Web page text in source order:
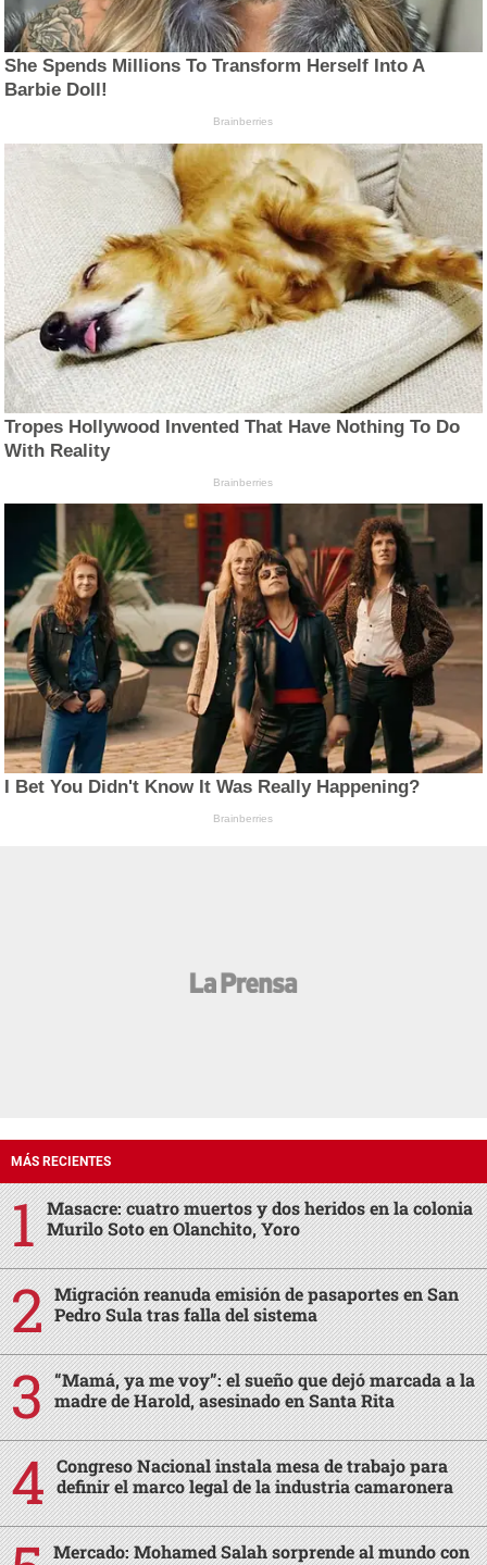
She Spends Millions To Transform Herself Into A
Barbie Doll!
Brainberries
Tropes Hollywood Invented That Have Nothing To Do
With Reality
Brainberries
I Bet You Didn't Know It Was Really Happening?
Brainberries
MÁS RECIENTES
Masacre: cuatro muertos y dos heridos en la colonia
Murilo Soto en Olanchito, Yoro
Migración reanuda emisión de pasaportes en San
Pedro Sula tras falla del sistema
“Mamá, ya me voy”: el sueño que dejó marcada a la
madre de Harold, asesinado en Santa Rita
Congreso Nacional instala mesa de trabajo para
definir el marco legal de la industria camaronera
Mercado: Mohamed Salah sorprende al mundo con